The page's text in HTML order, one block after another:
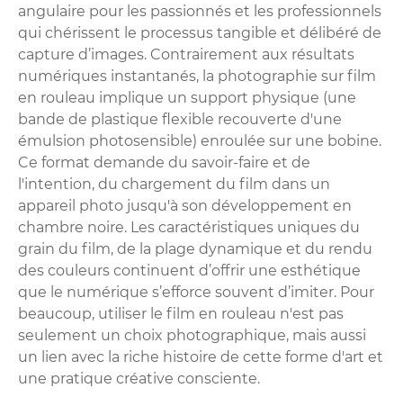
angulaire pour les passionnés et les professionnels
qui chérissent le processus tangible et délibéré de
capture d’images. Contrairement aux résultats
numériques instantanés, la photographie sur film
en rouleau implique un support physique (une
bande de plastique flexible recouverte d'une
émulsion photosensible) enroulée sur une bobine.
Ce format demande du savoir-faire et de
l'intention, du chargement du film dans un
appareil photo jusqu'à son développement en
chambre noire. Les caractéristiques uniques du
grain du film, de la plage dynamique et du rendu
des couleurs continuent d’offrir une esthétique
que le numérique s’efforce souvent d’imiter. Pour
beaucoup, utiliser le film en rouleau n'est pas
seulement un choix photographique, mais aussi
un lien avec la riche histoire de cette forme d'art et
une pratique créative consciente.